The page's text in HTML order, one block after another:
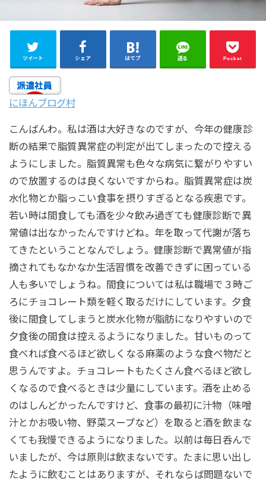
ツイート シェア はてブ 送る Pocket
にほんブログ村
こんばんわ。私は酒は大好きなのですが、今年の健康診
断の結果で脂質異常症の判定が出てしまったので控える
ようにしました。脂質異常も色々な病気に繋がりやすい
ので放置するのは良くないですからね。脂質異常症は炭
水化物とか脂っこい食事を摂りすぎるとなる疾患です。
若い時は間食しても酒を少々飲み過ぎても健康診断で異
常値は出なかったんですけどね。年を取って代謝が落ち
てきたということなんでしょう。健康診断で異常値が指
摘されてもなかなか生活習慣を改善できずに困っている
人も多いでしょうね。間食については私は職場で３時ご
ろにチョコレート類を軽く取るだけにしています。夕食
後に間食してしまうと炭水化物が脂肪になりやすいので
夕食後の間食は控えるようになりました。甘いものって
食べれば食べるほど欲しくなる麻薬のような食べ物だと
思うんですよ。チョコレートもたくさん食べるほど欲し
くなるので食べるときは少量にしています。酒を止める
のはしんどかったんですけど、食事の最初に汁物（味噌
汁とかお吸い物、野菜スープなど）を取ると酒を飲まな
くても我慢できるようになりました。以前は毎日呑んで
いましたが、今は原則は飲まないです。たまに思い出し
たように飲むことはありますが、それならば問題ないで